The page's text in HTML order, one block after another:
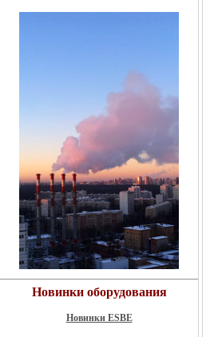
Новинки оборудования
Новинки ESBE